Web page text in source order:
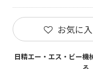
お気に
日精エー・エス・ビー機